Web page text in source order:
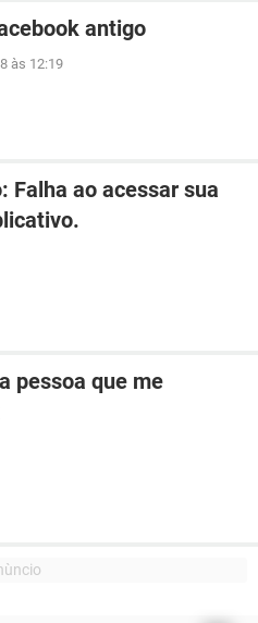
antigo
às 12:19
Falha ao acessar sua
pessoa que me